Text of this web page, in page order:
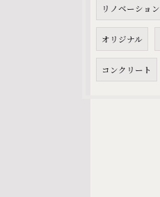
リノベーション
オリジナル
コンクリート